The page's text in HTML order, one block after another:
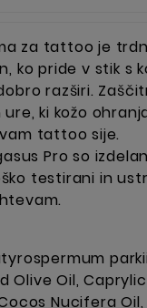
za tattoo je
ko pride v stik s
razširi.
ki kožo
tattoo sije.
Pro so
testirani in
Olive Oil,
Nucifera